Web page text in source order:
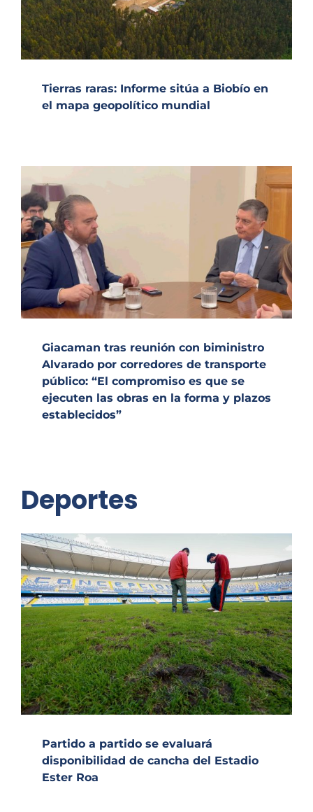
Tierras raras: Informe sitúa a Biobío en
el mapa geopolítico mundial
Giacaman tras reunión con biministro
Alvarado por corredores de transporte
público: “El compromiso es que se
ejecuten las obras en la forma y plazos
establecidos”
Deportes
Partido a partido se evaluará
disponibilidad de cancha del Estadio
Ester Roa